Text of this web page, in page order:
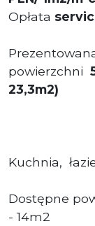
Opłata
powierzchni
23,3m2)
Kuchnia,
Dostępne
- 14m2